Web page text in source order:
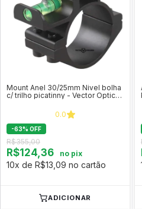
Mount Anel 30/25mm Nivel bolha
c/ trilho picatinny - Vector Optics
0.0
-63% OFF
R$355,00
R$124,36 no pix
10x de R$13,09 no cartão
ADICIONAR